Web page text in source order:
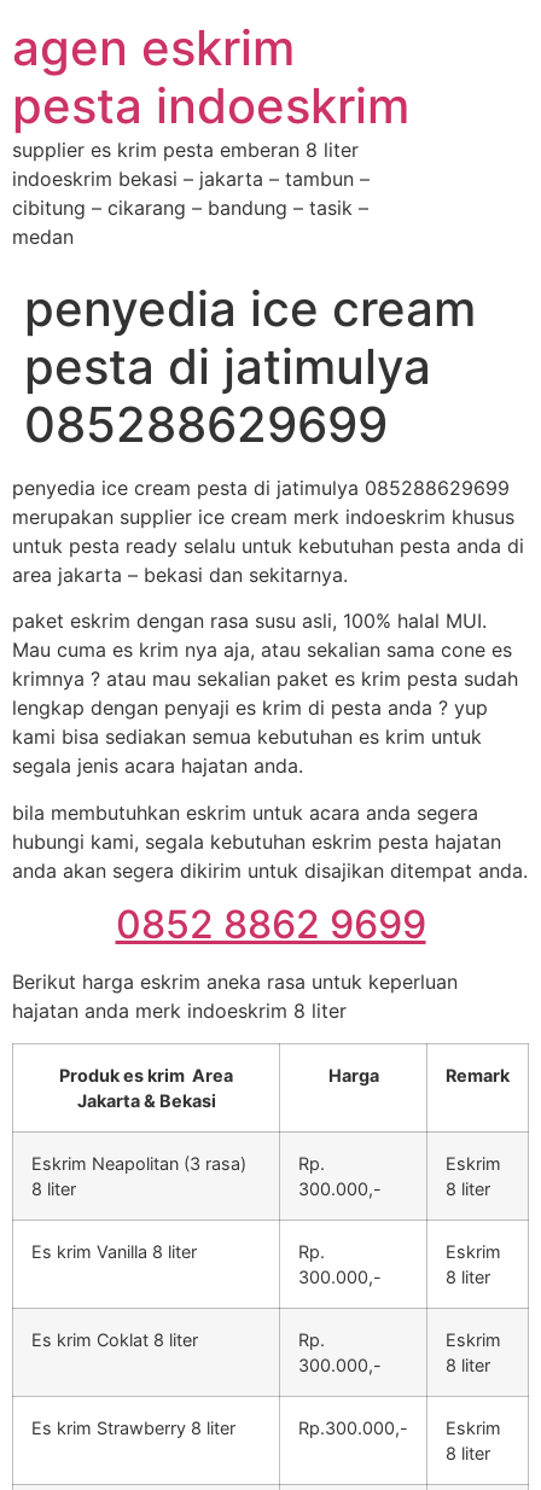
agen eskrim
pesta indoeskrim
supplier es krim pesta emberan 8 liter
indoeskrim bekasi – jakarta – tambun –
cibitung – cikarang – bandung – tasik –
medan
penyedia ice cream
pesta di jatimulya
085288629699
penyedia ice cream pesta di jatimulya 085288629699
merupakan supplier ice cream merk indoeskrim khusus
untuk pesta ready selalu untuk kebutuhan pesta anda di
area jakarta – bekasi dan sekitarnya.
paket eskrim dengan rasa susu asli, 100% halal MUI.
Mau cuma es krim nya aja, atau sekalian sama cone es
krimnya ? atau mau sekalian paket es krim pesta sudah
lengkap dengan penyaji es krim di pesta anda ? yup
kami bisa sediakan semua kebutuhan es krim untuk
segala jenis acara hajatan anda.
bila membutuhkan eskrim untuk acara anda segera
hubungi kami, segala kebutuhan eskrim pesta hajatan
anda akan segera dikirim untuk disajikan ditempat anda.
0852 8862 9699
Berikut harga eskrim aneka rasa untuk keperluan
hajatan anda merk indoeskrim 8 liter
Produk es krim Area
Jakarta & Bekasi
Harga Remark
Eskrim Neapolitan (3 rasa)
8 liter
Rp.
300.000,-
Eskrim
8 liter
Es krim Vanilla 8 liter
Rp.
300.000,-
Eskrim
8 liter
Es krim Coklat 8 liter
Rp.
300.000,-
Eskrim
8 liter
Es krim Strawberry 8 liter Rp.300.000,-
Eskrim
8 liter